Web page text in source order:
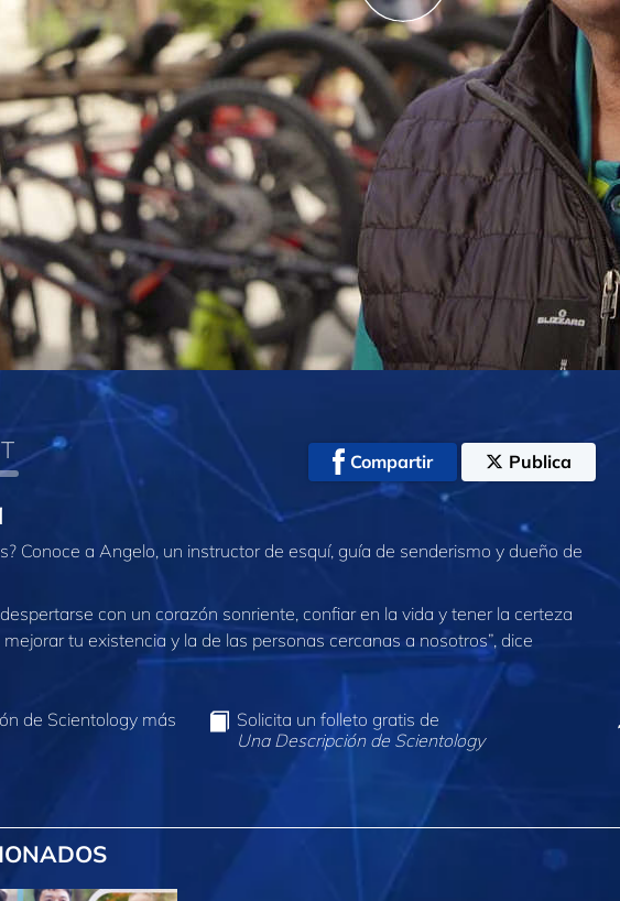
Play
Video
Compartir Publica
Conoce a Angelo, un instructor de esquí, guía de senderismo y dueño de
con un corazón sonriente, confiar en la vida y tener la certeza
tu existencia y la de las personas cercanas a nosotros”, dice
de Scientology más
Solicita un folleto gratis de
Una Descripción de Scientology